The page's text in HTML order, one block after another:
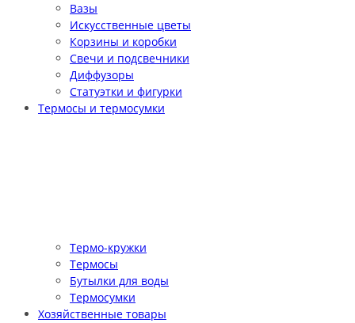
Вазы
Искусственные цветы
Корзины и коробки
Свечи и подсвечники
Диффузоры
Статуэтки и фигурки
Термосы и термосумки
Термо-кружки
Термосы
Бутылки для воды
Термосумки
Хозяйственные товары